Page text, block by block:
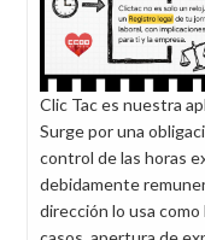
Clic Tac es nuestra
Surge por una
control de las horas
debidamente
dirección lo usa